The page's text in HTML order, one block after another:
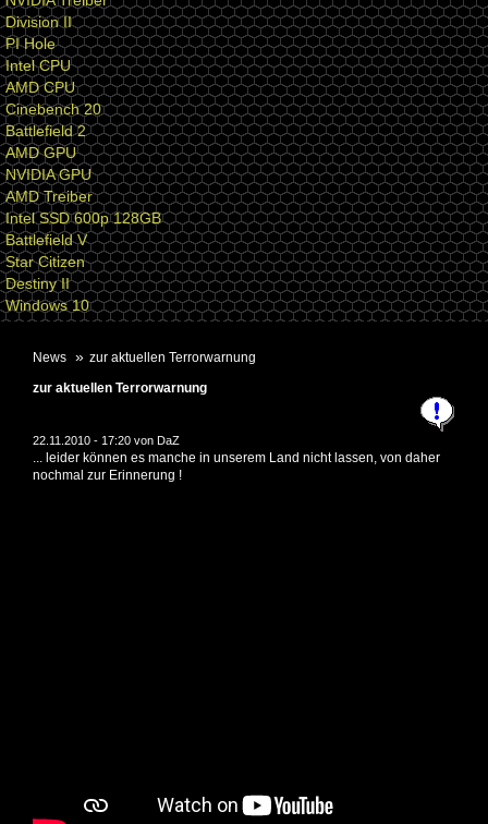
Division II
PI Hole
Intel CPU
AMD CPU
Cinebench 20
Battlefield 2
AMD GPU
NVIDIA GPU
AMD Treiber
Intel SSD 600p 128GB
Battlefield V
Star Citizen
Destiny II
Windows 10
News
zur aktuellen Terrorwarnung
zur aktuellen Terrorwarnung
22.11.2010 - 17:20 von DaZ
... leider können es manche in unserem Land nicht lassen, von daher
nochmal zur Erinnerung !